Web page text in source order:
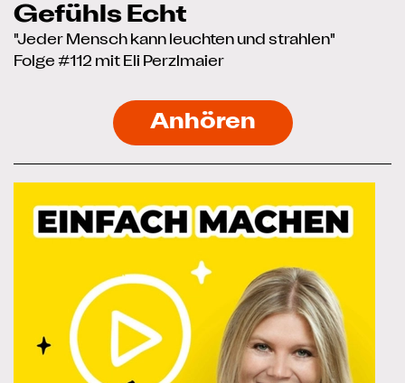
Gefühls Echt
"Jeder Mensch kann leuchten und strahlen"
Folge #112 mit Eli Perzlmaier
Anhören